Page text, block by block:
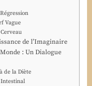
Vague
de l’Imaginaire
: Un Dialogue
de la Diète